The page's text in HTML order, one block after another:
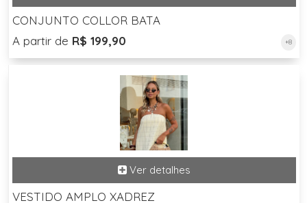
CONJUNTO COLLOR BATA
A partir de R$ 199,90 +8
VESTIDO AMPLO XADREZ